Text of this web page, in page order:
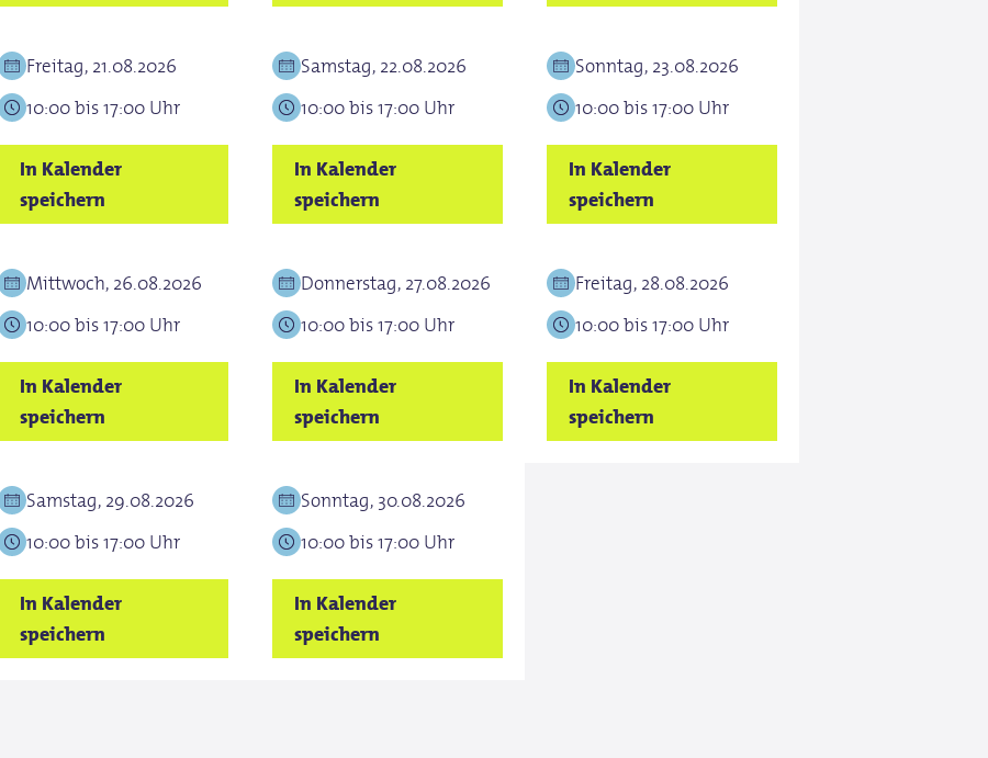
Freitag, 21.08.2026
10:00 bis 17:00 Uhr
In Kalender
speichern
Samstag, 22.08.2026
10:00 bis 17:00 Uhr
In Kalender
speichern
Sonntag, 23.08.2026
10:00 bis 17:00 Uhr
In Kalender
speichern
Mittwoch, 26.08.2026
10:00 bis 17:00 Uhr
In Kalender
speichern
Donnerstag, 27.08.2026
10:00 bis 17:00 Uhr
In Kalender
speichern
Freitag, 28.08.2026
10:00 bis 17:00 Uhr
In Kalender
speichern
Samstag, 29.08.2026
10:00 bis 17:00 Uhr
In Kalender
speichern
Sonntag, 30.08.2026
10:00 bis 17:00 Uhr
In Kalender
speichern